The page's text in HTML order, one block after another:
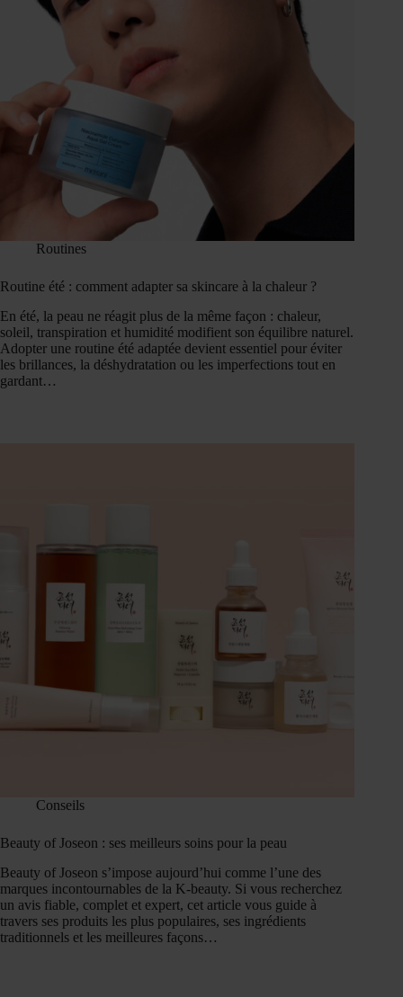
Routines
Routine été : comment adapter sa skincare à la chaleur ?
En été, la peau ne réagit plus de la même façon : chaleur,
soleil, transpiration et humidité modifient son équilibre naturel.
Adopter une routine été adaptée devient essentiel pour éviter
les brillances, la déshydratation ou les imperfections tout en
gardant…
Conseils
Beauty of Joseon : ses meilleurs soins pour la peau
Beauty of Joseon s’impose aujourd’hui comme l’une des
marques incontournables de la K-beauty. Si vous recherchez
un avis fiable, complet et expert, cet article vous guide à
travers ses produits les plus populaires, ses ingrédients
traditionnels et les meilleures façons…